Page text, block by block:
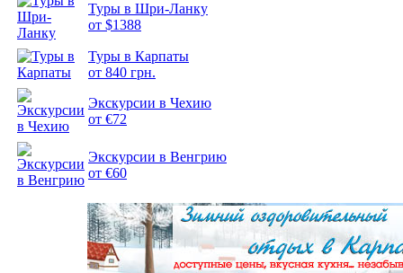
Туры в Шри-Ланку
от $1388
Туры в Карпаты
от 840 грн.
Экскурсии в Чехию
от €72
Экскурсии в Венгрию
от €60